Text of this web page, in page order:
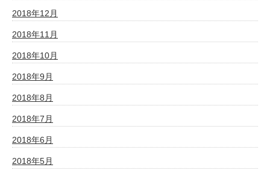
2018年12月
2018年11月
2018年10月
2018年9月
2018年8月
2018年7月
2018年6月
2018年5月